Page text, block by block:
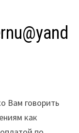
Вам говорить
как